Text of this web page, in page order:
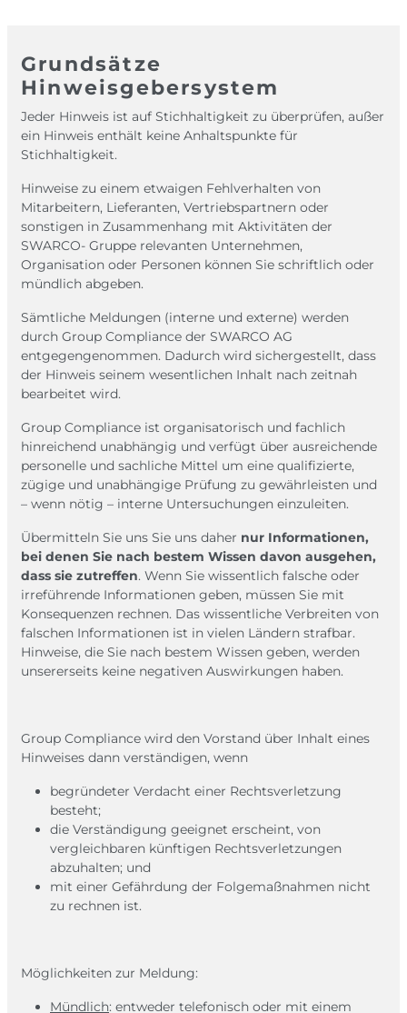
Grundsätze
Hinweisgebersystem
Jeder Hinweis ist auf Stichhaltigkeit zu überprüfen, außer
ein Hinweis enthält keine Anhaltspunkte für
Stichhaltigkeit.
Hinweise zu einem etwaigen Fehlverhalten von
Mitarbeitern, Lieferanten, Vertriebspartnern oder
sonstigen in Zusammenhang mit Aktivitäten der
SWARCO- Gruppe relevanten Unternehmen,
Organisation oder Personen können Sie schriftlich oder
mündlich abgeben.
Sämtliche Meldungen (interne und externe) werden
durch Group Compliance der SWARCO AG
entgegengenommen. Dadurch wird sichergestellt, dass
der Hinweis seinem wesentlichen Inhalt nach zeitnah
bearbeitet wird.
Group Compliance ist organisatorisch und fachlich
hinreichend unabhängig und verfügt über ausreichende
personelle und sachliche Mittel um eine qualifizierte,
zügige und unabhängige Prüfung zu gewährleisten und
– wenn nötig – interne Untersuchungen einzuleiten.
Übermitteln Sie uns Sie uns daher nur Informationen,
bei denen Sie nach bestem Wissen davon ausgehen,
dass sie zutreffen. Wenn Sie wissentlich falsche oder
irreführende Informationen geben, müssen Sie mit
Konsequenzen rechnen. Das wissentliche Verbreiten von
falschen Informationen ist in vielen Ländern strafbar.
Hinweise, die Sie nach bestem Wissen geben, werden
unsererseits keine negativen Auswirkungen haben.​​​​​​​
Group Compliance wird den Vorstand über Inhalt eines
Hinweises dann verständigen, wenn
begründeter Verdacht einer Rechtsverletzung
besteht;
die Verständigung geeignet erscheint, von
vergleichbaren künftigen Rechtsverletzungen
abzuhalten; und
mit einer Gefährdung der Folgemaßnahmen nicht
zu rechnen ist.
Möglichkeiten zur Meldung:
Mündlich: entweder telefonisch oder mit einem